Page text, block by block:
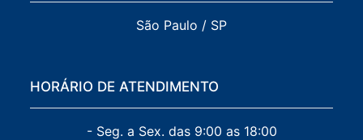
São Paulo / SP
HORÁRIO DE ATENDIMENTO
- Seg. a Sex. das 9:00 as 18:00